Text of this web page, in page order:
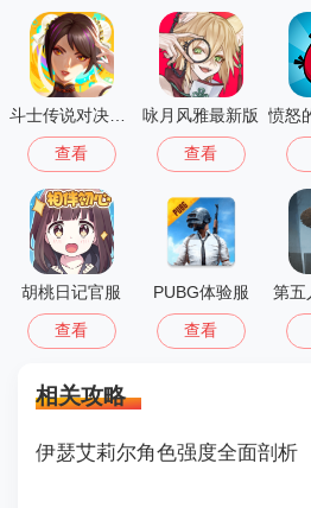
查看
咏月风雅最新版
查看
胡桃日记官服
查看
PUBG体验服
查看
第五
相关攻略
伊瑟艾莉尔角色强度全面剖析